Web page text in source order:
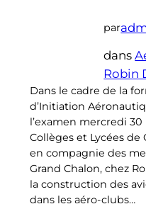
par
dans
Robin
Dans le cadre de la
d’Initiation
l’examen mercredi 30
Collèges et Lycées de
en compagnie des
Grand Chalon, chez
la construction des
dans les aéro-clubs…